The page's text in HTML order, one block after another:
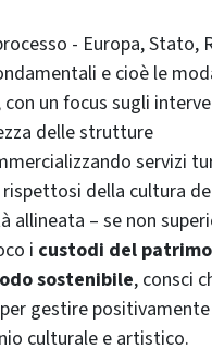
- Europa, Stato,
e cioè le
un focus sugli
delle strutture
servizi
della cultura
allineata – se non
i custodi del
sostenibile, consci
gestire
culturale e artistico.